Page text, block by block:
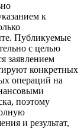
к
Публикуемые
с целью
заявлением
конкретных
операций на
поэтому
и результат,